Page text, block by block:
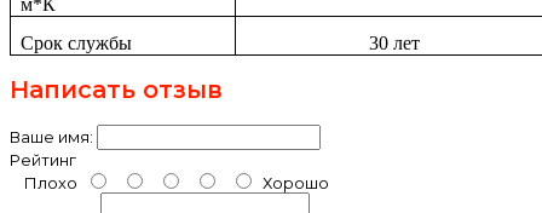
Срок службы 30 лет
Написать отзыв
Ваше имя:
Рейтинг
Плохо
Хорошо